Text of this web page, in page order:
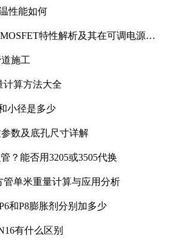
性能如何
特性解析及其在可调电源设
施工
计算方法大全
小径是多少
参数及底孔尺寸详解
？能否用3205或3505代换
管单米重量计算与应用分析
和P8膨胀剂分别加多少
有什么区别